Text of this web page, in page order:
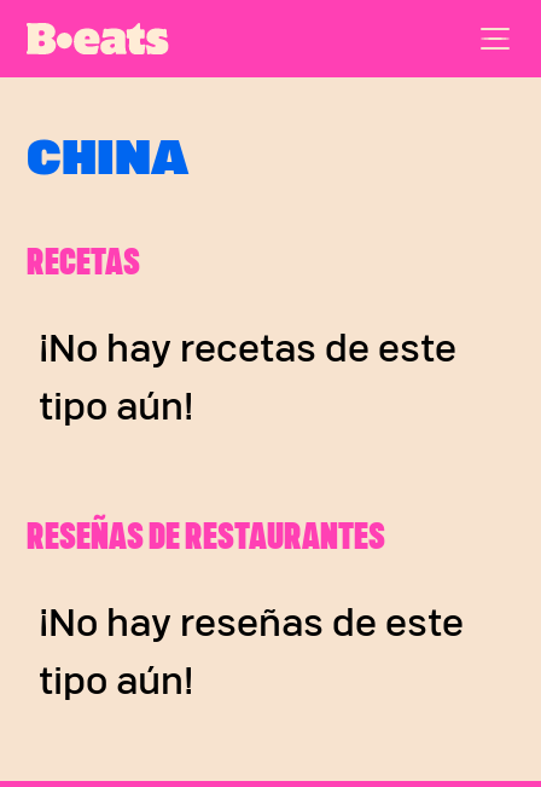
CHINA
RECETAS
¡No hay recetas de este
tipo aún!
RESEÑAS DE RESTAURANTES
¡No hay reseñas de este
tipo aún!